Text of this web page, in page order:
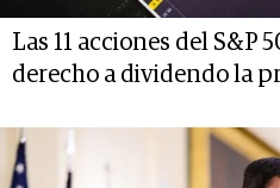
Las 11 acciones del S&P
derecho a dividendo la